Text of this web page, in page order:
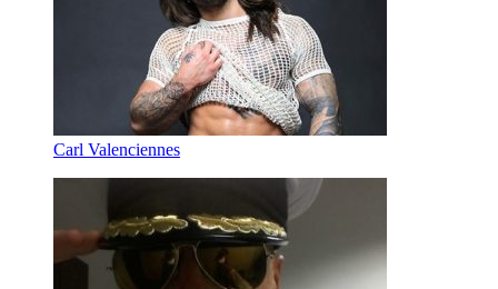
Carl Valenciennes